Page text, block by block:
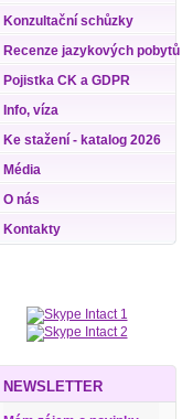
Konzultační schůzky
Recenze jazykových pobytů
Pojistka CK a GDPR
Info, víza
Ke stažení - katalog 2026
Média
O nás
Kontakty
NEWSLETTER